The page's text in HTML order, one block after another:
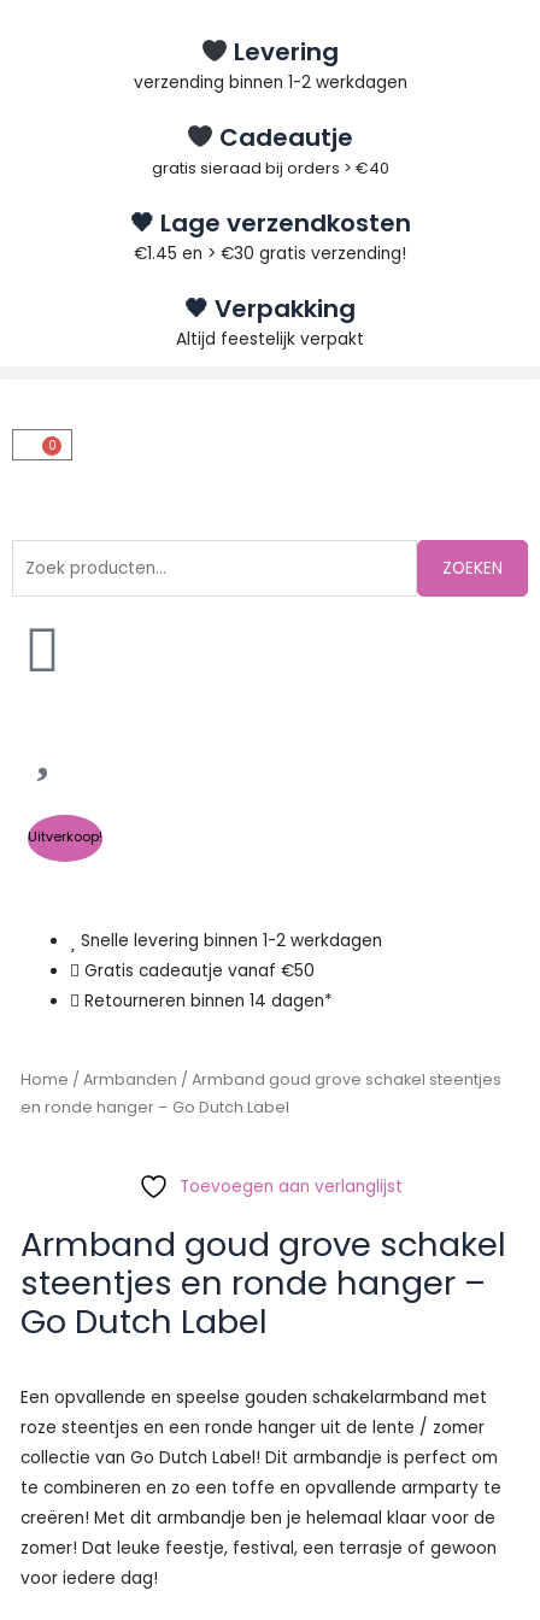
Levering
verzending binnen 1-2 werkdagen
Cadeautje
gratis sieraad bij orders > €40
🖤 Lage verzendkosten
€1.45 en > €30 gratis verzending!
🖤 Verpakking
Altijd feestelijk verpakt
0
Winkelwagen
ZOEKEN
Uitverkoop!
Snelle levering binnen 1-2 werkdagen
Gratis cadeautje vanaf €50
Retourneren binnen 14 dagen*
Home /Armbanden / Armband goud grove schakel steentjes
en ronde hanger – Go Dutch Label
Toevoegen aan verlanglijst
Armband goud grove schakel
steentjes en ronde hanger –
Go Dutch Label
Een opvallende en speelse gouden schakelarmband met
roze steentjes en een ronde hanger uit de lente / zomer
collectie van Go Dutch Label! Dit armbandje is perfect om
te combineren en zo een toffe en opvallende armparty te
creëren! Met dit armbandje ben je helemaal klaar voor de
zomer! Dat leuke feestje, festival, een terrasje of gewoon
voor iedere dag!